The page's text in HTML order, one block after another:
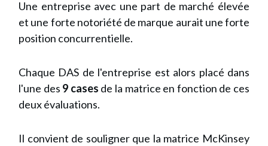
Une entreprise avec une part de marché élevée
et une forte notoriété de marque aurait une forte
position concurrentielle.
Chaque DAS de l'entreprise est alors placé dans
l'une des 9 cases de la matrice en fonction de ces
deux évaluations.
Il convient de souligner que la matrice McKinsey